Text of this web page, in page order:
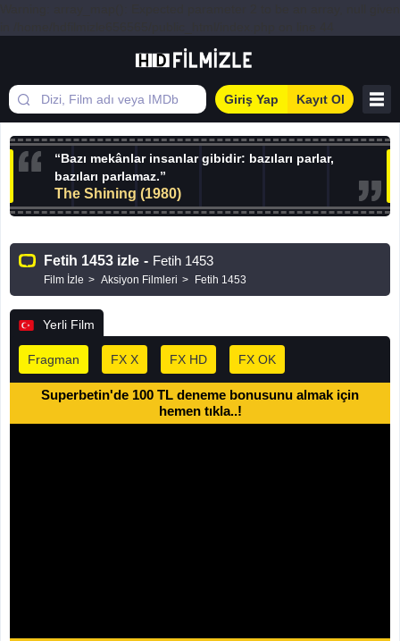
Giriş Yap Kayıt Ol
“Bazı mekânlar insanlar gibidir: bazıları parlar,
bazıları parlamaz.”
The Shining (1980)
Fetih 1453 izle - Fetih 1453
Film İzle Aksiyon Filmleri Fetih 1453
Yerli Film
Fragman FX X FX HD FX OK
Superbetin'de 100 TL deneme bonusunu almak için
hemen tıkla..!